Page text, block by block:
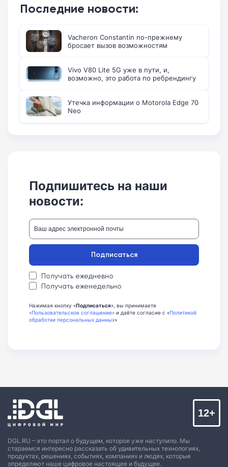
Последние новости:
Vacheron Constantin по-прежнему
бросает вызов возможностям
Vivo V80 Lite 5G уже в пути, и,
возможно, это работа по ребрендингу
Утечка информации о Motorola Edge 70
Neo
Подпишитесь на наши
новости:
Получать ежедневно
Получать еженедельно
Подписаться
Нажимая кнопку «Подписаться», вы принимаете
«Пользовательское соглашение» и даёте согласие с «Политикой
обработки персональных данных»
DGL.RU – это портал о будущем, которое уже наступило. Мы
стараемся интересно рассказать об удивительных технологиях,
продуктах, решениях, событиях, компаниях и людях, которые
определяют наше цифровое настоящее и будущее.
12+